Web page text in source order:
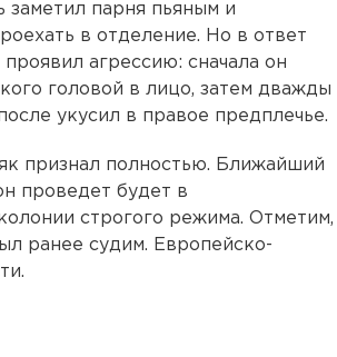
заметил парня пьяным и
в отделение. Но в ответ
агрессию: сначала он
головой в лицо, затем дважды
укусил в правое предплечье.
признал полностью. Ближайший
проведет будет в
строгого режима. Отметим,
ранее судим. Европейско-